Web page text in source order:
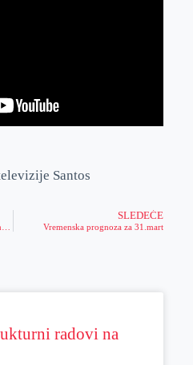
Santos
SLEDEĆE
Vremenska prognoza za 31.mart
radovi na